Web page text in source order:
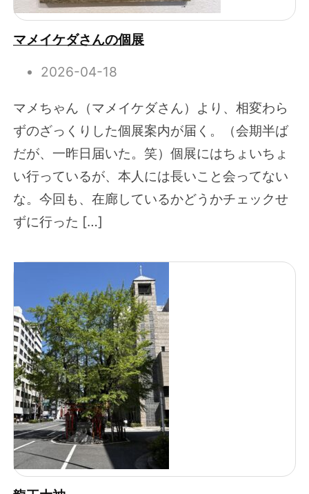
マメイケダさんの個展
2026-04-18
マメちゃん（マメイケダさん）より、相変わら
ずのざっくりした個展案内が届く。（会期半ば
だが、一昨日届いた。笑）個展にはちょいちょ
い行っているが、本人には長いこと会ってない
な。今回も、在廊しているかどうかチェックせ
ずに行った […]